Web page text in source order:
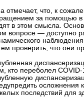
отмечает, что, к
за помощью в
в этом смысла.
вопросе — доступно
наблюдения
проверить, что они
кто переболел
осложнения
последствий для